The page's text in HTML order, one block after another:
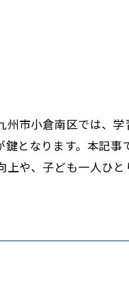
市小倉南区では、
となります。本記
や、子ども一人ひ